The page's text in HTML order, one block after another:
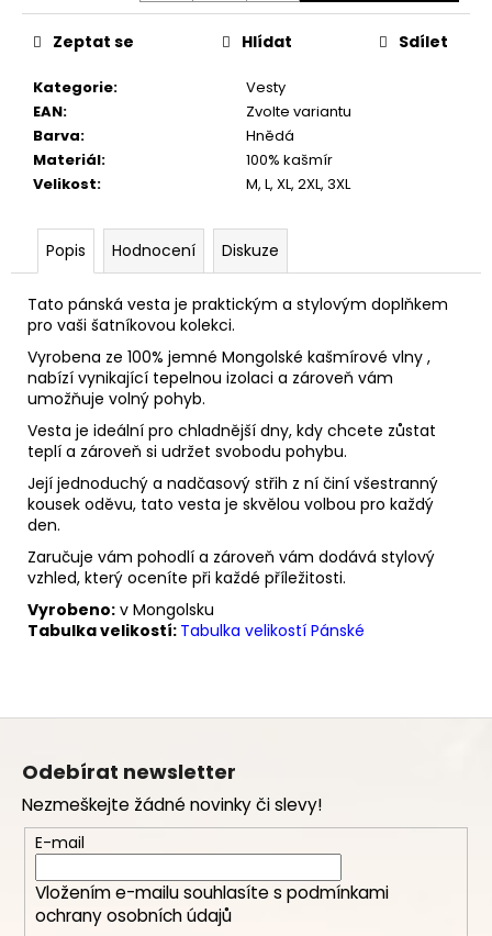
Kategorie:
Vesty
EAN:
Zvolte variantu
Barva:
Hnědá
Materiál:
100% kašmír
Velikost: M, L, XL, 2XL, 3XL
Zeptat se Hlídat Sdílet
Popis Hodnocení Diskuze
Tato pánská vesta je praktickým a stylovým doplňkem
pro vaši šatníkovou kolekci.
Vyrobena ze 100% jemné Mongolské kašmírové vlny ,
nabízí vynikající tepelnou izolaci a zároveň vám
umožňuje volný pohyb.
Vesta je ideální pro chladnější dny, kdy chcete zůstat
teplí a zároveň si udržet svobodu pohybu.
Její jednoduchý a nadčasový střih z ní činí všestranný
kousek oděvu, tato vesta je skvělou volbou pro každý
den.
Zaručuje vám pohodlí a zároveň vám dodává stylový
vzhled, který oceníte při každé příležitosti.
Vyrobeno: v Mongolsku
Tabulka velikostí: Tabulka velikostí Pánské
m
e
Z
Odebírat newsletter
Nezmeškejte žádné novinky či slevy!
E-mail
Vložením e-mailu souhlasíte s podmínkami
ochrany osobních údajů